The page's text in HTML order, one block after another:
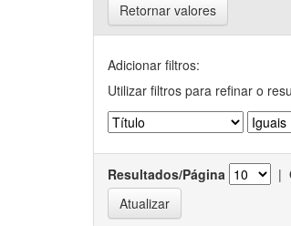
Retornar valores
Adicionar filtros:
Utilizar filtros para refinar o
Resultados/Página |